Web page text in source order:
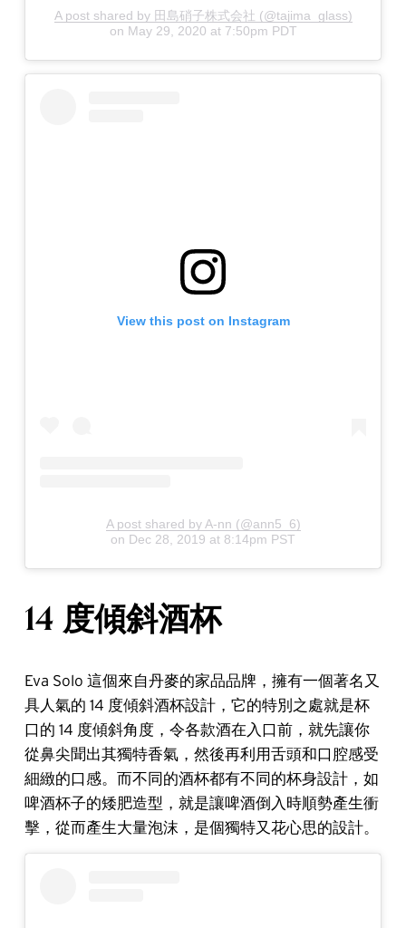
A post shared by 田島硝子株式会社 (@tajima_glass)
on May 29, 2020 at 7:50pm PDT
View this post on Instagram
A post shared by A-nn (@ann5_6)
on Dec 28, 2019 at 8:14pm PST
14 度傾斜酒杯
Eva Solo 這個來自丹麥的家品品牌，擁有一個著名又
具人氣的 14 度傾斜酒杯設計，它的特別之處就是杯
口的 14 度傾斜角度，令各款酒在入口前，就先讓你
從鼻尖聞出其獨特香氣，然後再利用舌頭和口腔感受
細緻的口感。而不同的酒杯都有不同的杯身設計，如
啤酒杯子的矮肥造型，就是讓啤酒倒入時順勢產生衝
擊，從而產生大量泡沫，是個獨特又花心思的設計。